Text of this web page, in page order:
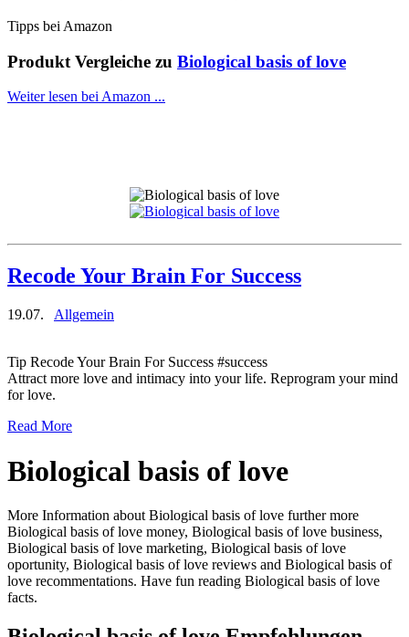
Tipps bei Amazon
Produkt Vergleiche zu Biological basis of love
Weiter lesen bei Amazon ...
Recode Your Brain For Success
19.07. Allgemein
Tip Recode Your Brain For Success #success
Attract more love and intimacy into your life. Reprogram your mind
for love.
Read More
Biological basis of love
More Information about Biological basis of love further more
Biological basis of love money, Biological basis of love business,
Biological basis of love marketing, Biological basis of love
oportunity, Biological basis of love reviews and Biological basis of
love recommentations. Have fun reading Biological basis of love
facts.